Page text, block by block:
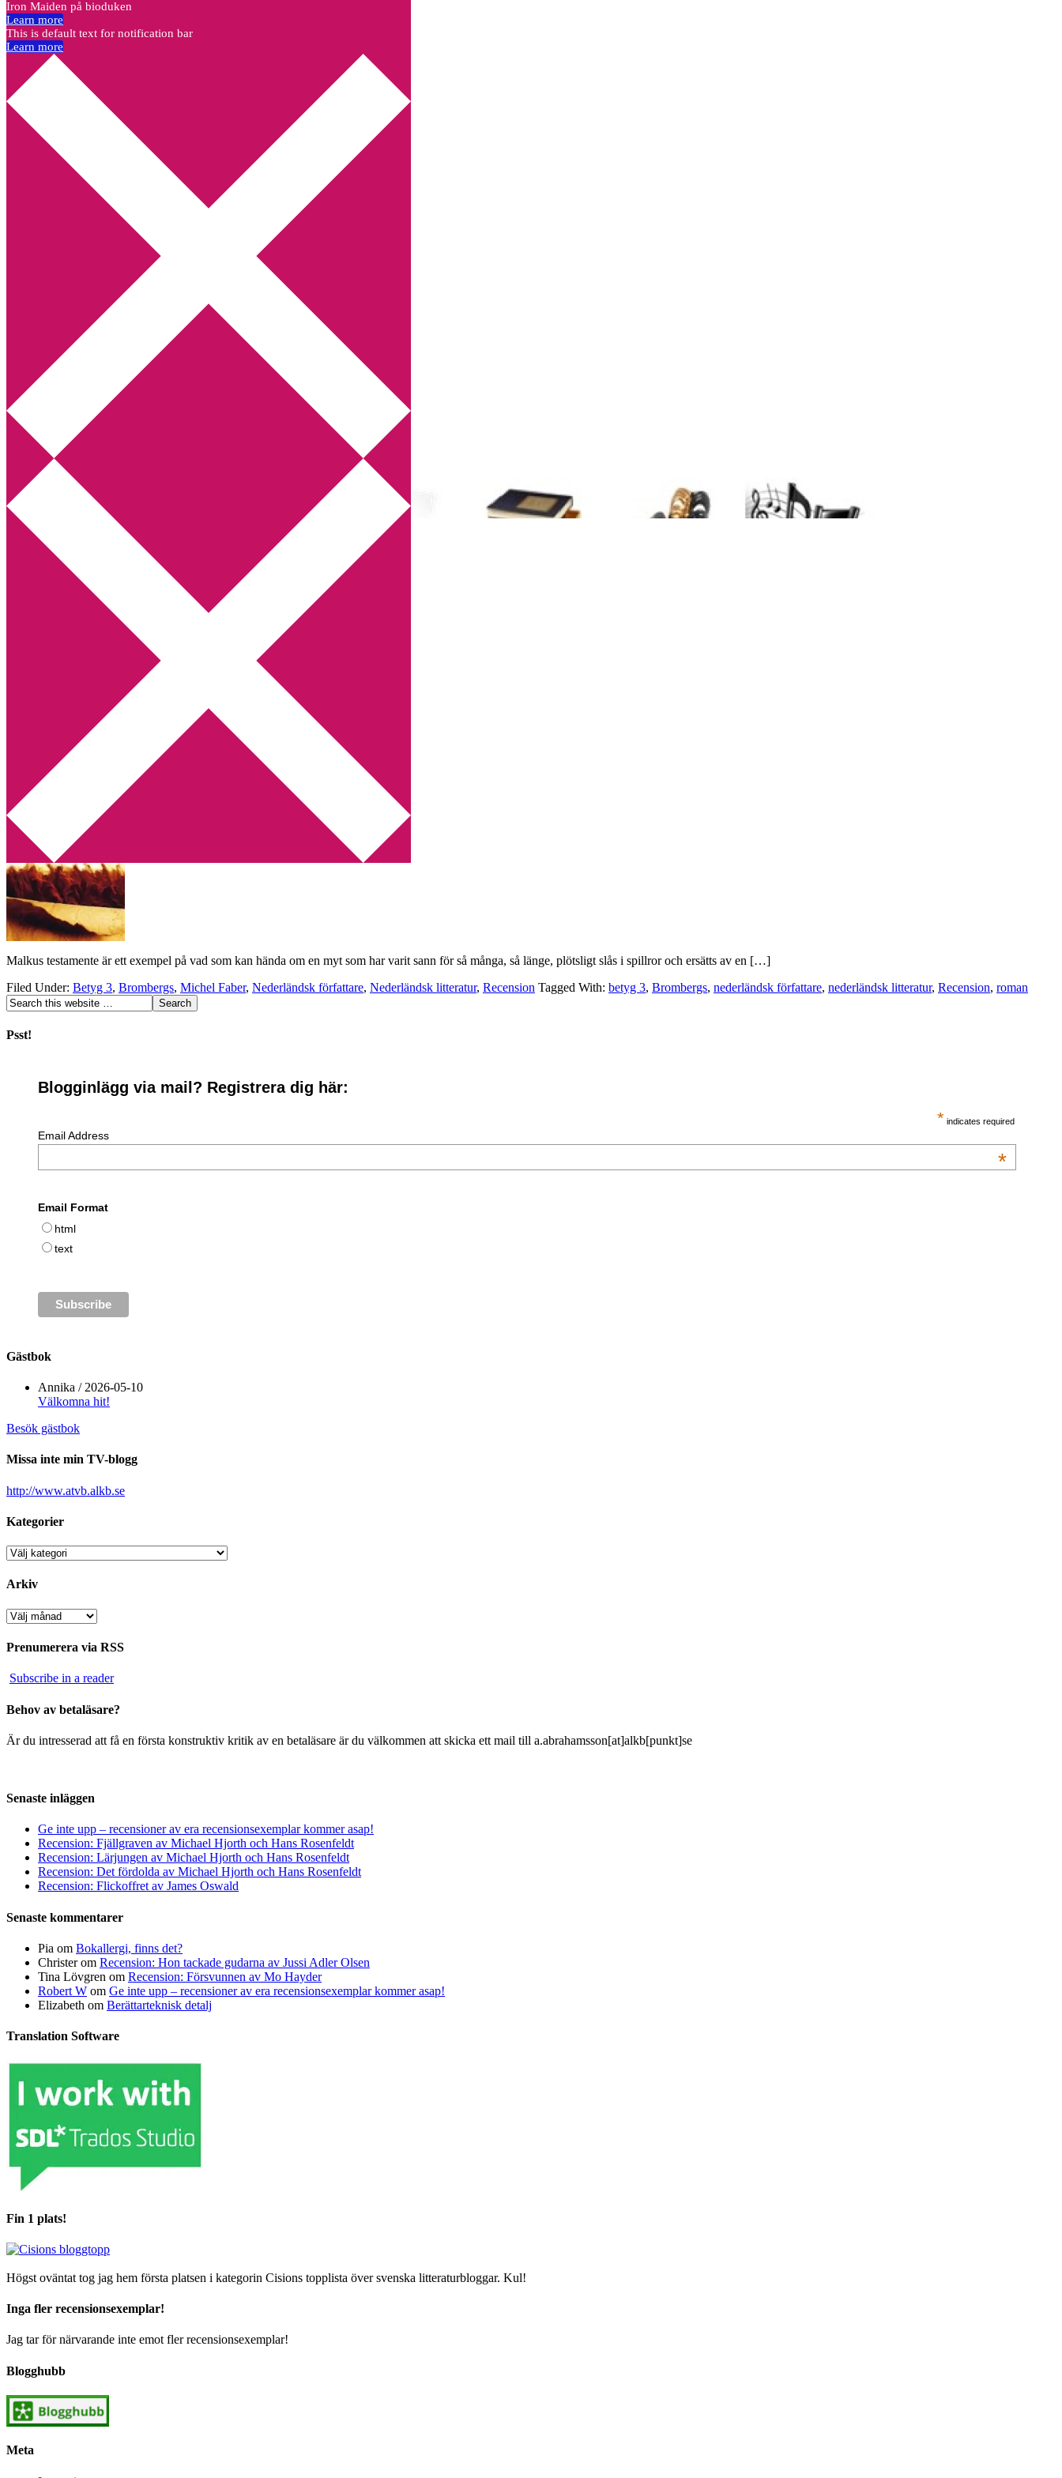
Annikas litteratur- och kulturblogg
Deckare, kriminalromaner, thrillers
Hem
Boktolva
Författarfemman
Kontakt
Webbshop Amazon
Utskriftscentralen
Min tv-blogg
You are here:Home Archives for nederländsk litteratur
Recension: Malkus testamente av Michel Faber
2010-01-27 Annika
Malkus testamente är ett exempel på vad som kan hända om en myt som har varit sann för så många, så länge, plötsligt slås i spillror och ersätts av en […]
Filed Under: Betyg 3, Brombergs, Michel Faber, Nederländsk författare, Nederländsk litteratur, Recension Tagged With: betyg 3, Brombergs, nederländsk författare, nederländsk litteratur, Recension, roman
Psst!
Blogginlägg via mail? Registrera dig här:
* indicates required
Email Address
*
Email Format
html
text
Gästbok
Annika / 2026-05-10
Välkomna hit!
Besök gästbok
Missa inte min TV-blogg
http://www.atvb.alkb.se
Kategorier
Kategorier
Arkiv
Arkiv
Prenumerera via RSS
Subscribe in a reader
Behov av betaläsare?
Är du intresserad att få en första konstruktiv kritik av en betaläsare är du välkommen att skicka ett mail till a.abrahamsson[at]alkb[punkt]se
Senaste inläggen
Ge inte upp – recensioner av era recensionsexemplar kommer asap!
Recension: Fjällgraven av Michael Hjorth och Hans Rosenfeldt
Recension: Lärjungen av Michael Hjorth och Hans Rosenfeldt
Recension: Det fördolda av Michael Hjorth och Hans Rosenfeldt
Recension: Flickoffret av James Oswald
Senaste kommentarer
Pia om Bokallergi, finns det?
Christerom Recension: Hon tackade gudarna av Jussi Adler Olsen
Tina Lövgren om Recension: Försvunnen av Mo Hayder
Robert W om Ge inte upp – recensioner av era recensionsexemplar kommer asap!
Elizabeth om Berättarteknisk detalj
Translation Software
Fin 1 plats!
Högst oväntat tog jag hem första platsen i kategorin Cisions topplista över svenska litteraturbloggar. Kul!
Inga fler recensionsexemplar!
Jag tar för närvarande inte emot fler recensionsexemplar!
Blogghubb
Meta
Iron Maiden på bioduken
Learn more
This is default text for notification bar
Learn more